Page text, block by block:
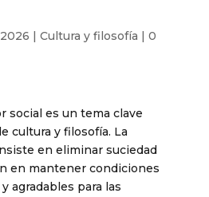
| Cultura y filosofía | 0
social es un tema clave
cultura y filosofía. La
en eliminar suciedad
en mantener condiciones
agradables para las